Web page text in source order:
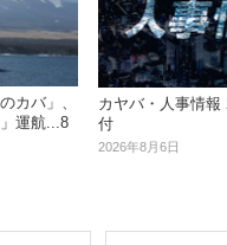
カバ」、
運航...8
カヤバ・人事情報
付
2026年8月6日